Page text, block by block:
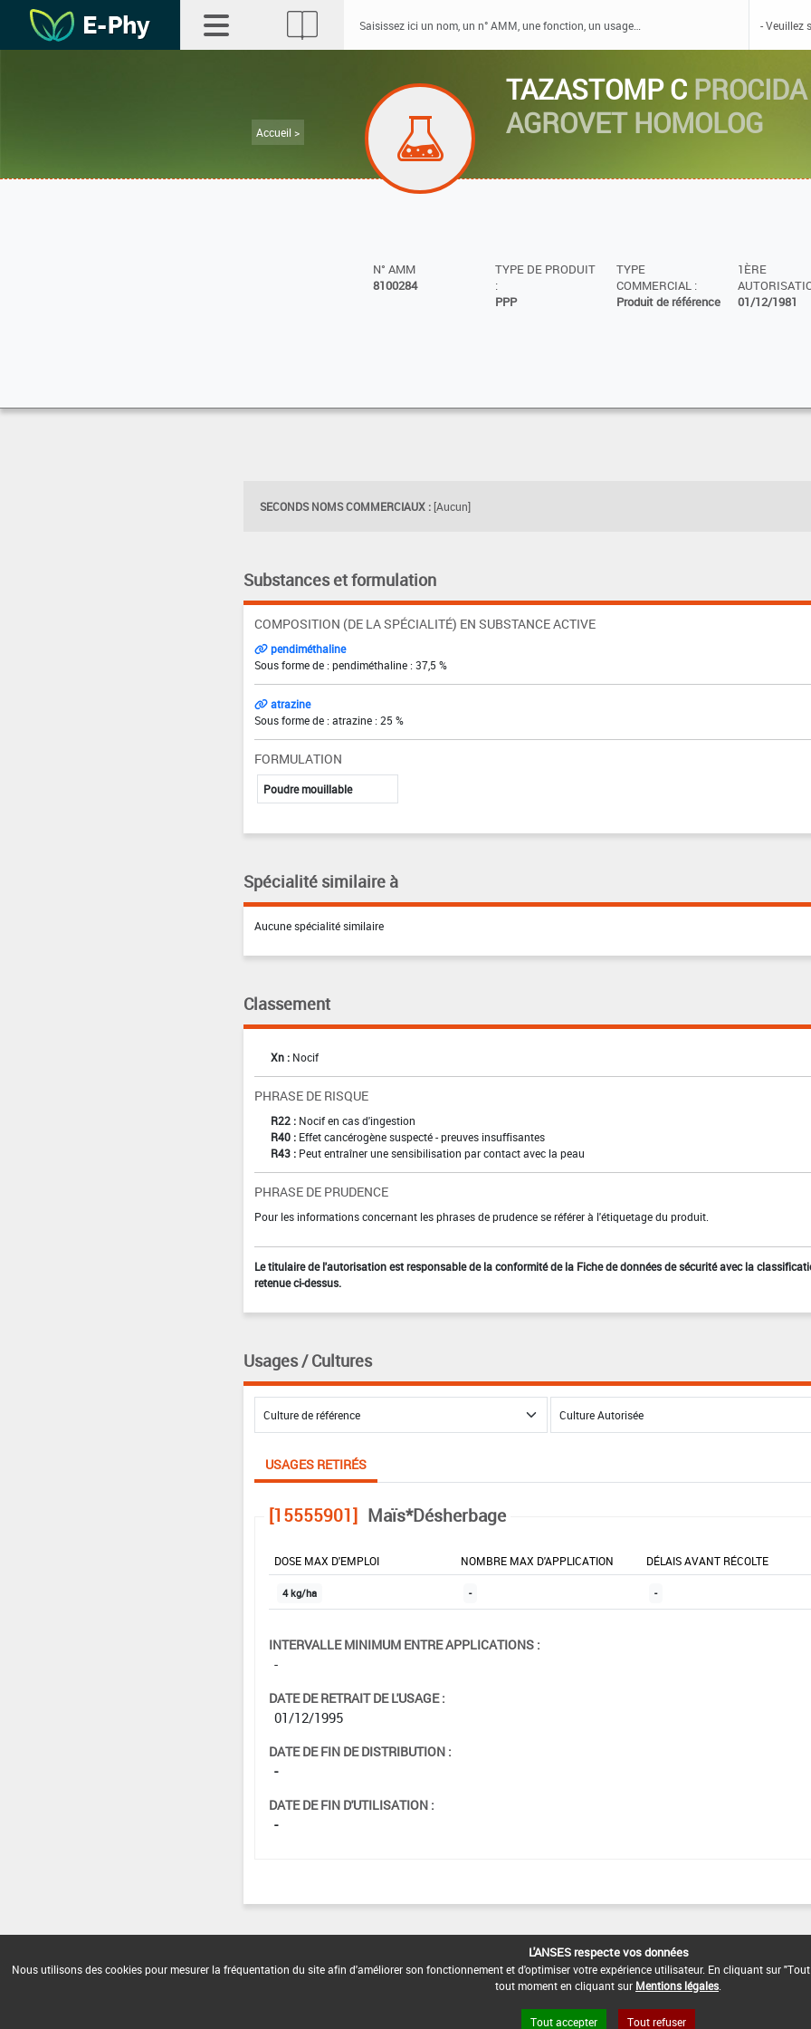
Accueil >
TAZASTOMP C
AGROVET HOMOLOG
N° AMM
8100284
TYPE DE PRODUIT
:
PPP
TYPE
COMMERCIAL :
Produit de référence
1ÈRE
01/12/1981
SECONDS NOMS COMMERCIAUX : [Aucun]
Substances et formulation
COMPOSITION (DE LA SPÉCIALITÉ) EN SUBSTANCE ACTIVE
pendiméthaline
Sous forme de : pendiméthaline : 37,5 %
atrazine
Sous forme de : atrazine : 25 %
FORMULATION
Poudre mouillable
Spécialité similaire à
Aucune spécialité similaire
Classement
Xn : Nocif
PHRASE DE RISQUE
R22 : Nocif en cas d'ingestion
R40 : Effet cancérogène suspecté - preuves insuffisantes
R43 : Peut entraîner une sensibilisation par contact avec la peau
PHRASE DE PRUDENCE
Pour les informations concernant les phrases de prudence se référer à l'étiquetage du produit.
Le titulaire de l'autorisation est responsable de la conformité de la Fiche de données de sécurité avec la
retenue ci-dessus.
Usages / Cultures
USAGES RETIRÉS
[15555901] Maïs*Désherbage
DOSE MAX D'EMPLOI NOMBRE MAX D'APPLICATION DÉLAIS AVANT RÉCOLTE
4 kg/ha - -
INTERVALLE MINIMUM ENTRE APPLICATIONS :
-
DATE DE RETRAIT DE L'USAGE :
01/12/1995
DATE DE FIN DE DISTRIBUTION :
-
DATE DE FIN D'UTILISATION :
-
L'ANSES respecte vos données
Nous utilisons des cookies pour mesurer la fréquentation du site afin d'améliorer son fonctionnement et d'optimiser votre expérience utilisateur. En cliquant sur
tout moment en cliquant sur Mentions légales
Tout accepter Tout refuser